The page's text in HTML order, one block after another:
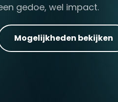
gedoe, wel impact.
Mogelijkheden bekijken